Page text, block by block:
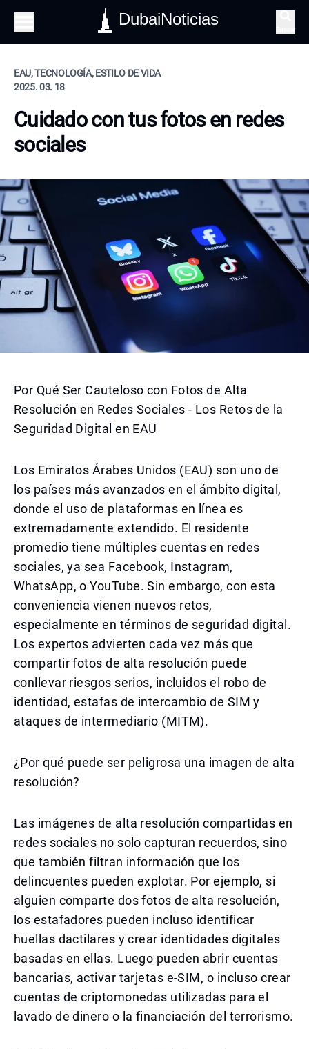
DubaiNoticias
EAU, TECNOLOGÍA, ESTILO DE VIDA
2025. 03. 18
Cuidado con tus fotos en redes
sociales
Por Qué Ser Cauteloso con Fotos de Alta
Resolución en Redes Sociales - Los Retos de la
Seguridad Digital en EAU
Los Emiratos Árabes Unidos (EAU) son uno de
los países más avanzados en el ámbito digital,
donde el uso de plataformas en línea es
extremadamente extendido. El residente
promedio tiene múltiples cuentas en redes
sociales, ya sea Facebook, Instagram,
WhatsApp, o YouTube. Sin embargo, con esta
conveniencia vienen nuevos retos,
especialmente en términos de seguridad digital.
Los expertos advierten cada vez más que
compartir fotos de alta resolución puede
conllevar riesgos serios, incluidos el robo de
identidad, estafas de intercambio de SIM y
ataques de intermediario (MITM).
¿Por qué puede ser peligrosa una imagen de alta
resolución?
Las imágenes de alta resolución compartidas en
redes sociales no solo capturan recuerdos, sino
que también filtran información que los
delincuentes pueden explotar. Por ejemplo, si
alguien comparte dos fotos de alta resolución,
los estafadores pueden incluso identificar
huellas dactilares y crear identidades digitales
basadas en ellas. Luego pueden abrir cuentas
bancarias, activar tarjetas e-SIM, o incluso crear
cuentas de criptomonedas utilizadas para el
lavado de dinero o la financiación del terrorismo.